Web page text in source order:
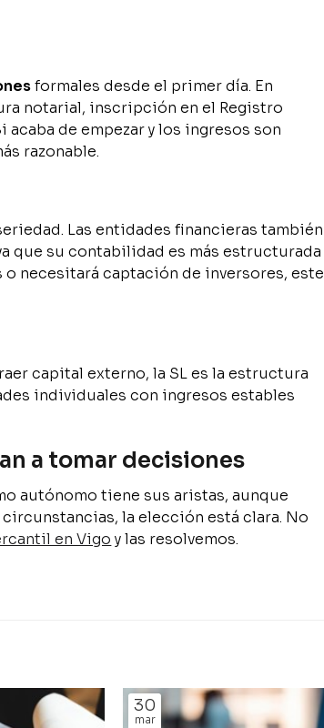
formales desde el primer día. En
notarial, inscripción en el Registro
de empezar y los ingresos son
razonable.
Las entidades financieras también
que su contabilidad es más estructurada
necesitará captación de inversores, este
capital externo, la SL es la estructura
individuales con ingresos estables
a tomar decisiones
autónomo tiene sus aristas, aunque
la elección está clara. No
en Vigo y las resolvemos.
30
mar